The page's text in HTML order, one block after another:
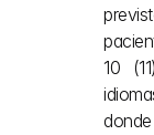
10